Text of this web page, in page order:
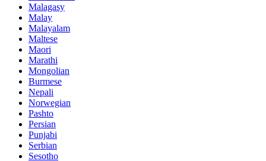
Malagasy
Malay
Malayalam
Maltese
Maori
Marathi
Mongolian
Burmese
Nepali
Norwegian
Pashto
Persian
Punjabi
Serbian
Sesotho